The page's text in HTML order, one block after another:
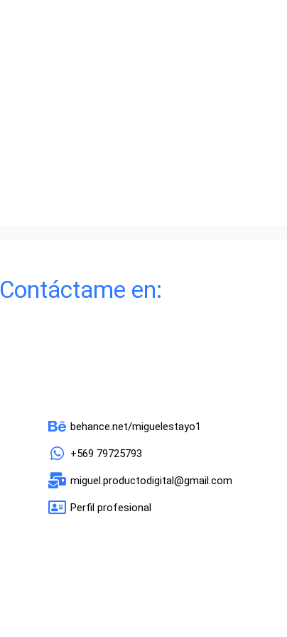
Contáctame en:
behance.net/miguelestayo1
+569 79725793
miguel.productodigital@gmail.com
Perfil profesional